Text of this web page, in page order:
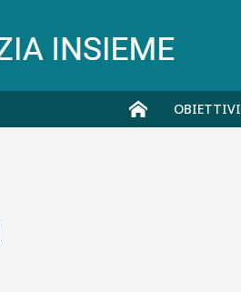
OBIETTIVI